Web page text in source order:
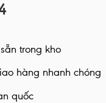
trong kho
hàng nhanh chóng
quốc